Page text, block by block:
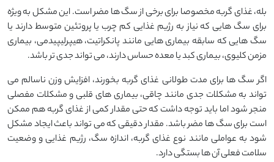
بله، غذای گربه مخصوصا برای برخی از سگ ‌ها مضر است. این مشکل به ویژه
برای سگ ‌هایی که نیاز به رژیم غذایی کم‌ چرب یا پروتئین متوسط دارند یا
سگ ‌هایی که سابقه بیماری‌ هایی مانند پانکراتیت، هیپرلیپیدمی، بیماری
مزمن کلیوی، بیماری کبد یا معده حساس دارند، می‌ تواند جدی ‌تر باشد.
اگر سگ ‌ها برای مدت طولانی غذای گربه بخورند، افزایش وزن ناسالم می‌
تواند به مشکلات جدی مانند چاقی، بیماری ‌های قلبی و مشکلات مفصلی
منجر شود اما باید توجه داشت که حتی مقدار کمی از غذای گربه هم ممکن
است برای سگ‌ ها مضر باشد. مقدار دقیقی که می ‌تواند باعث ایجاد مشکل
شود به عواملی مانند نوع غذای گربه، اندازه سگ، رژیم غذایی و وضعیت
سلامت فعلی آن‌ ها بستگی دارد.